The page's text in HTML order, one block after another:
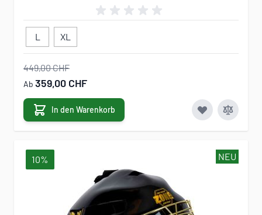
L XL
449,00 CHF
Ab 359,00 CHF
In den Warenkorb
NEU
10%